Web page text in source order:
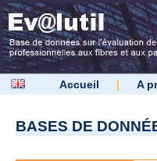
Accueil | A
BASES DE